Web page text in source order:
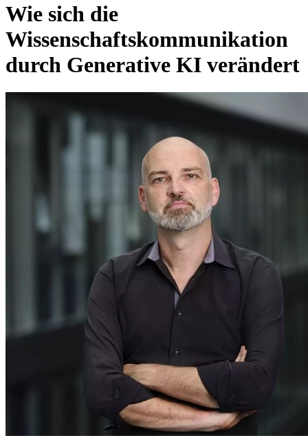
Wie sich die
Wissenschaftskommunikation
durch Generative KI verändert